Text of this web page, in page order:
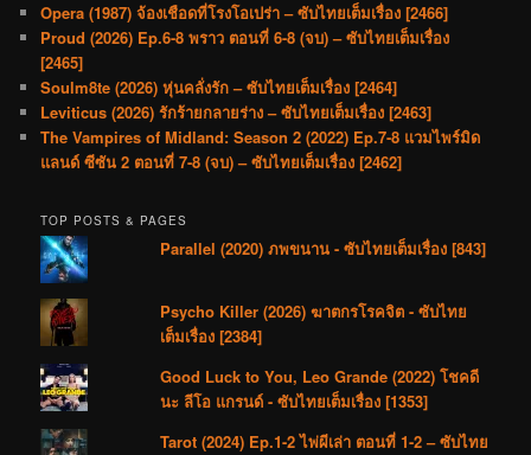
Opera (1987) จ้องเชือดที่โรงโอเปร่า – ซับไทยเต็มเรื่อง [2466]
Proud (2026) Ep.6-8 พราว ตอนที่ 6-8 (จบ) – ซับไทยเต็มเรื่อง
[2465]
Soulm8te (2026) หุ่นคลั่งรัก – ซับไทยเต็มเรื่อง [2464]
Leviticus (2026) รักร้ายกลายร่าง – ซับไทยเต็มเรื่อง [2463]
The Vampires of Midland: Season 2 (2022) Ep.7-8 แวมไพร์มิด
แลนด์ ซีซัน 2 ตอนที่ 7-8 (จบ) – ซับไทยเต็มเรื่อง [2462]
TOP POSTS & PAGES
Parallel (2020) ภพขนาน - ซับไทยเต็มเรื่อง [843]
Psycho Killer (2026) ฆาตกรโรคจิต - ซับไทย
เต็มเรื่อง [2384]
Good Luck to You, Leo Grande (2022) โชคดี
นะ ลีโอ แกรนด์ - ซับไทยเต็มเรื่อง [1353]
Tarot (2024) Ep.1-2 ไพ่ผีเล่า ตอนที่ 1-2 – ซับไทย